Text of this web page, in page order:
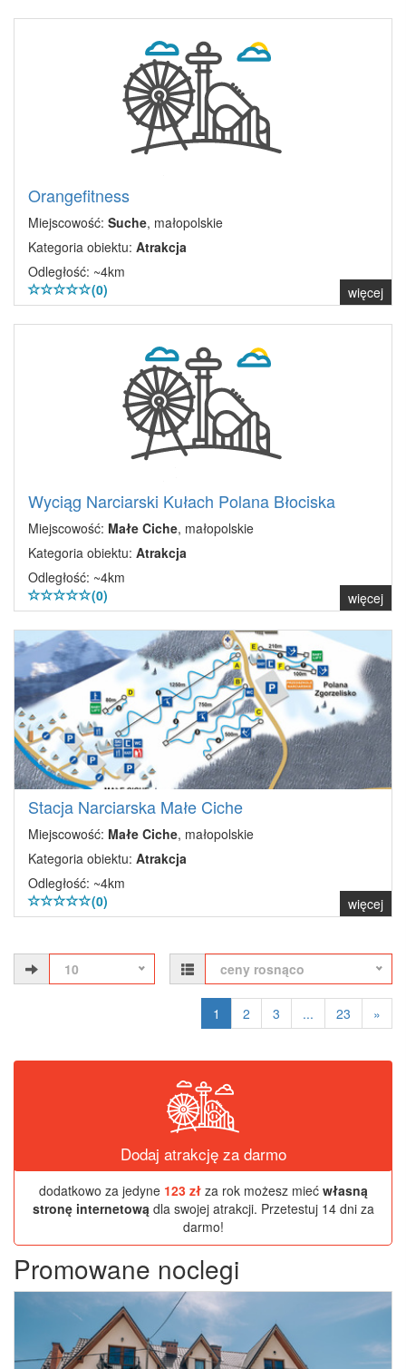
Orangefitness
Miejscowość: Suche, małopolskie
Kategoria obiektu: Atrakcja
Odległość: ~4km
(0)
więcej
Wyciąg Narciarski Kułach Polana Błociska
Miejscowość: Małe Ciche, małopolskie
Kategoria obiektu: Atrakcja
Odległość: ~4km
(0)
więcej
Stacja Narciarska Małe Ciche
Miejscowość: Małe Ciche, małopolskie
Kategoria obiektu: Atrakcja
Odległość: ~4km
(0)
więcej
10 ceny rosnąco
1 2 3 ... 23 »
Dodaj atrakcję za darmo
dodatkowo za jedyne 123 złza rok możesz mieć własną
stronę internetowądla swojej atrakcji. Przetestuj 14 dni za
darmo!
Promowane noclegi
Previous Next